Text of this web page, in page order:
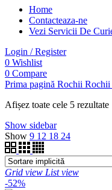
Home
Contacteaza-ne
Vezi Servicii De
Login / Register
0 Wishlist
0 Compare
Prima pagină Rochii Rochii
Afișez toate cele 5 rezultate
Show sidebar
Show 9 12 18 24
Grid view List view
-52%